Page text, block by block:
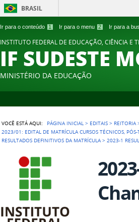
Ir para o conteúdo 1 Ir para o menu 2 Ir para a
BRASIL
INSTITUTO FEDERAL DE EDUCAÇÃO, CIÊNCIA E
IF SUDESTE
MINISTÉRIO DA EDUCAÇÃO
VOCÊ ESTÁ AQUI: PÁGINA INICIAL > EDITAIS > REITORIA
2023/01: EDITAL DE MATRÍCULA CURSOS TÉCNICOS,
RESULTADOS DEFINITIVOS DA MATRÍCULA >2023-1